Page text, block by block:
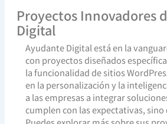
Proyectos Innovadores
Digital
Ayudante Digital está en la
con proyectos diseñados
la funcionalidad de sitios
en la personalización y la
a las empresas a integrar
cumplen con las expectativas, sino